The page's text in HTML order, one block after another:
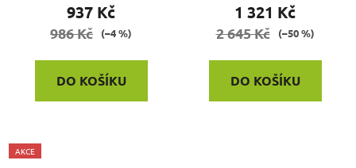
937 Kč
986 Kč (–4 %)
DO KOŠÍKU
1 321 Kč
2 645 Kč (–50 %)
DO KOŠÍKU
AKCE